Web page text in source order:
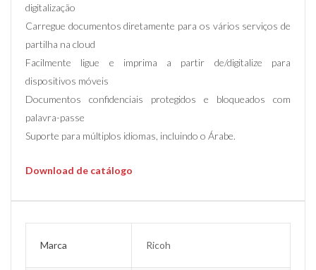
digitalização
Carregue documentos diretamente para os vários serviços de
partilha na cloud
Facilmente ligue e imprima a partir de/digitalize para
dispositivos móveis
Documentos confidenciais protegidos e bloqueados com
palavra-passe
Suporte para múltiplos idiomas, incluindo o Árabe.
Download de catálogo
Marca Ricoh